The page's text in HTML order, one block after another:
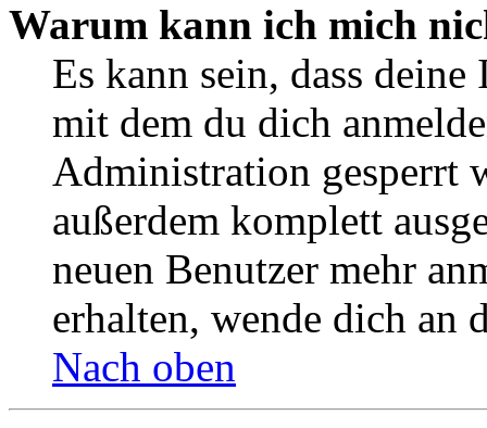
Warum kann ich mich
Es kann sein, dass
mit dem du dich
Administration gesperrt
außerdem komplett
neuen Benutzer mehr
erhalten, wende dich
Nach oben